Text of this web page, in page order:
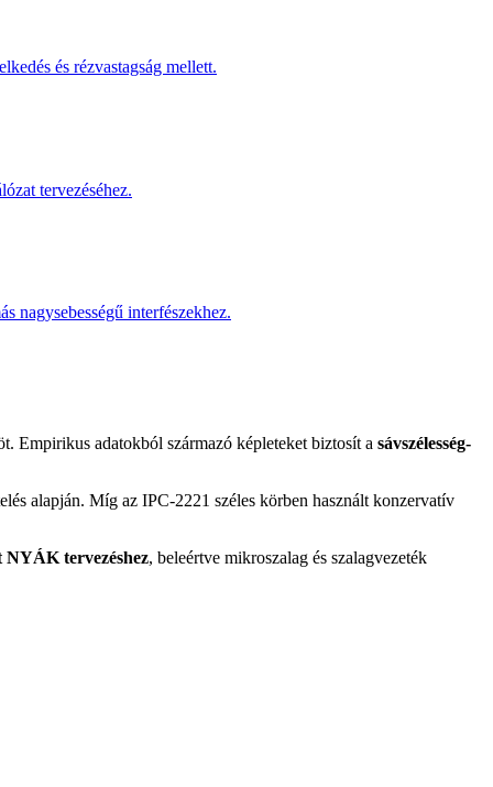
és rézvastagság mellett.
tervezéséhez.
nagysebességű interfészekhez.
Empirikus adatokból származó képleteket biztosít a sávszélesség-
alapján. Míg az IPC-2221 széles körben használt konzervatív
NYÁK tervezéshez, beleértve mikroszalag és szalagvezeték